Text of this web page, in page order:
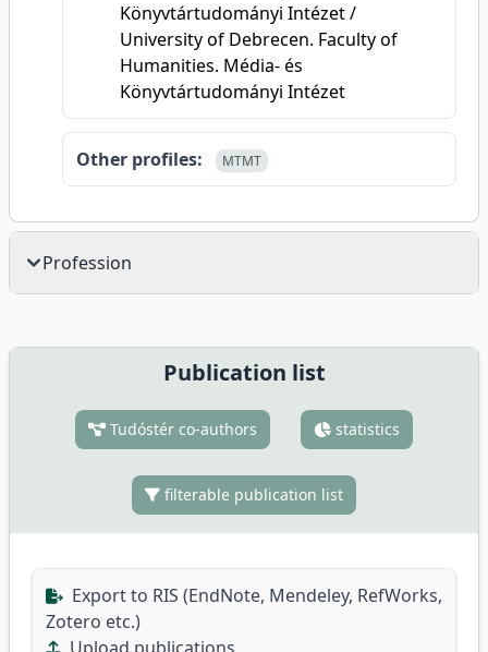
Könyvtártudományi Intézet /
University of Debrecen. Faculty of
Humanities. Média- és
Könyvtártudományi Intézet
Other profiles: MTMT
Profession
Publication list
Tudóstér co-authors statistics
filterable publication list
Export to RIS (EndNote, Mendeley, RefWorks,
Zotero etc.)